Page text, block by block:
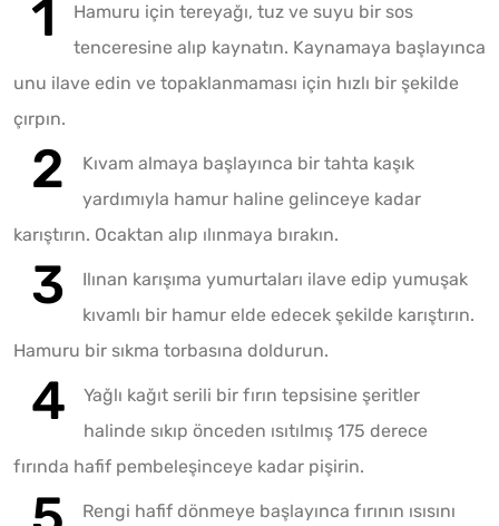
Hamuru için tereyağı, tuz ve suyu bir sos
tenceresine alıp kaynatın. Kaynamaya başlayınca
unu ilave edin ve topaklanmaması için hızlı bir şekilde
çırpın.
Kıvam almaya başlayınca bir tahta kaşık
yardımıyla hamur haline gelinceye kadar
karıştırın. Ocaktan alıp ılınmaya bırakın.
Ilınan karışıma yumurtaları ilave edip yumuşak
kıvamlı bir hamur elde edecek şekilde karıştırın.
Hamuru bir sıkma torbasına doldurun.
Yağlı kağıt serili bir fırın tepsisine şeritler
halinde sıkıp önceden ısıtılmış 175 derece
fırında hafif pembeleşinceye kadar pişirin.
Rengi hafif dönmeye başlayınca fırının ısısını